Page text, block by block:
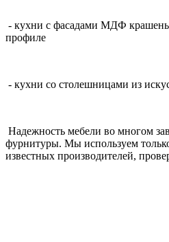
- кухни с фасадами МДФ
профиле
- кухни со столешницами из
Надежность мебели во многом
фурнитуры. Мы используем
известных производителей,